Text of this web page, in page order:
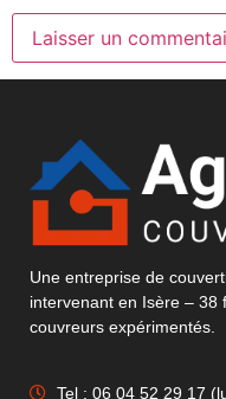
Une entreprise de
intervenant en Isère – 38
couvreurs expérimentés.
Tel : 06 04 52 29 17